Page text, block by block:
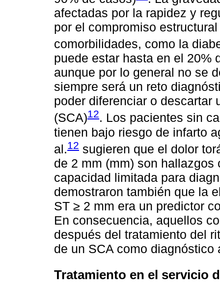
afectadas por la rapidez y
por el compromiso
comorbilidades, como la
puede estar hasta en el 20%
aunque por lo general no se
siempre será un reto
poder diferenciar o descartar
(SCA)12. Los pacientes sin
tienen bajo riesgo de infarto
al.12 sugieren que el dolor
de 2 mm (mm) son
capacidad limitada para
demostraron también que la
ST ≥ 2 mm era un predictor
En consecuencia, aquellos
después del tratamiento del
de un SCA como diagnóstico
Tratamiento en el servicio